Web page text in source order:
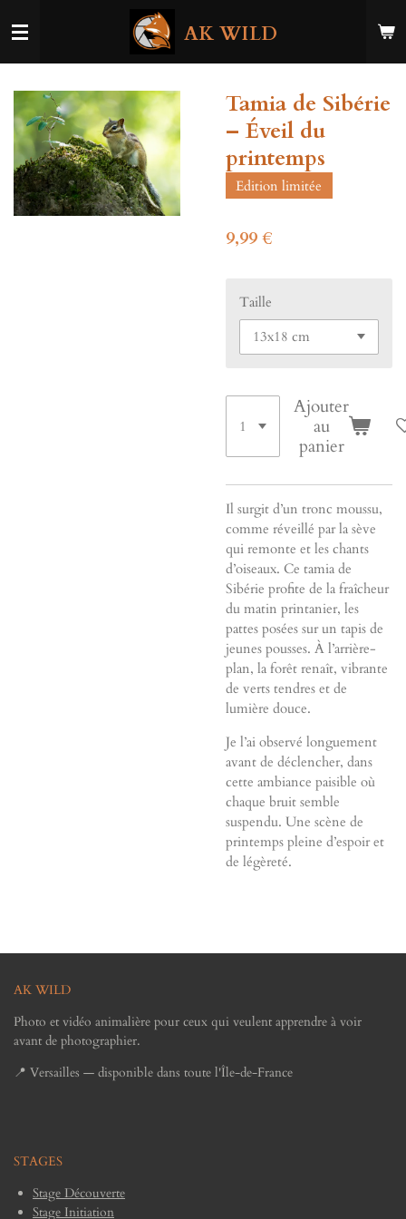
au
AK WILD
Tamia de Sibérie
– Éveil du
printemps
Edition limitée
9,99 €
Taille
Ajouter
au
panier
Il surgit d’un tronc moussu,
comme réveillé par la sève
qui remonte et les chants
d’oiseaux. Ce tamia de
Sibérie profite de la fraîcheur
du matin printanier, les
pattes posées sur un tapis de
jeunes pousses. À l’arrière-
plan, la forêt renaît, vibrante
de verts tendres et de
lumière douce.
Je l’ai observé longuement
avant de déclencher, dans
cette ambiance paisible où
chaque bruit semble
suspendu. Une scène de
printemps pleine d’espoir et
de légèreté.
AK WILD
Photo et vidéo animalière pour ceux qui veulent apprendre à voir
avant de photographier.
📍 Versailles — disponible dans toute l'Île-de-France
STAGES
Stage Découverte
Stage Initiation